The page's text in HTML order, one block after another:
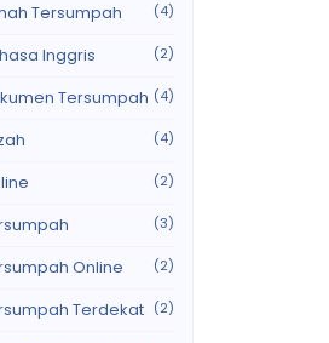
Tersumpah (4)
Inggris (2)
Tersumpah (4)
(4)
(2)
(3)
Online (2)
Terdekat (2)